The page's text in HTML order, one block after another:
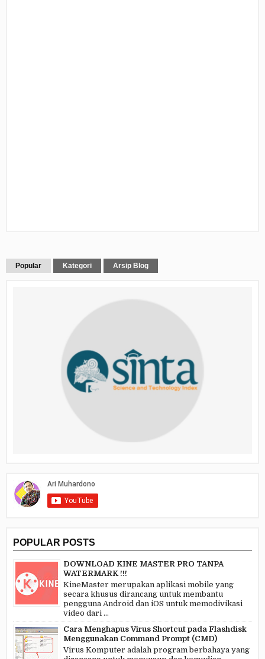
Popular Kategori Arsip Blog
POPULAR POSTS
DOWNLOAD KINE MASTER PRO TANPA
WATERMARK !!!
KineMaster merupakan aplikasi mobile yang
secara khusus dirancang untuk membantu
pengguna Android dan iOS untuk memodivikasi
video dari ...
Cara Menghapus Virus Shortcut pada Flashdisk
Menggunakan Command Prompt (CMD)
Virus Komputer adalah program berbahaya yang